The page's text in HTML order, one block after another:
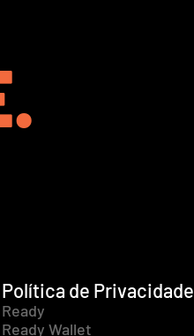
Política de Privacidade
Ready
Ready Wallet